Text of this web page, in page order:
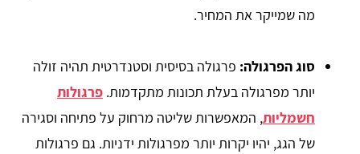
מה שמייקר את המחיר.
סוג הפרגולה: פרגולה בסיסית וסטנדרטית תהיה זולה
יותר מפרגולה בעלת תכונות מתקדמות. פרגולות
חשמליות, המאפשרות שליטה מרחוק על פתיחה וסגירה
של הגג, יהיו יקרות יותר מפרגולות ידניות. גם פרגולות